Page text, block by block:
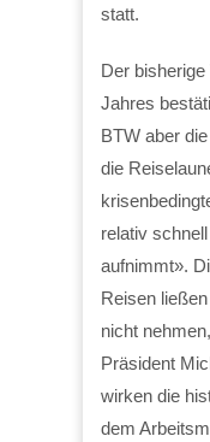
statt.
Der
Jahres
BTW aber
die
relativ
aufnimmt».
Reisen
nicht
Präsident
wirken die
dem